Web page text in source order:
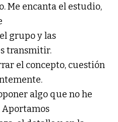
Me encanta el estudio,
grupo y las
transmitir.
el concepto, cuestión
algo que no he
Aportamos